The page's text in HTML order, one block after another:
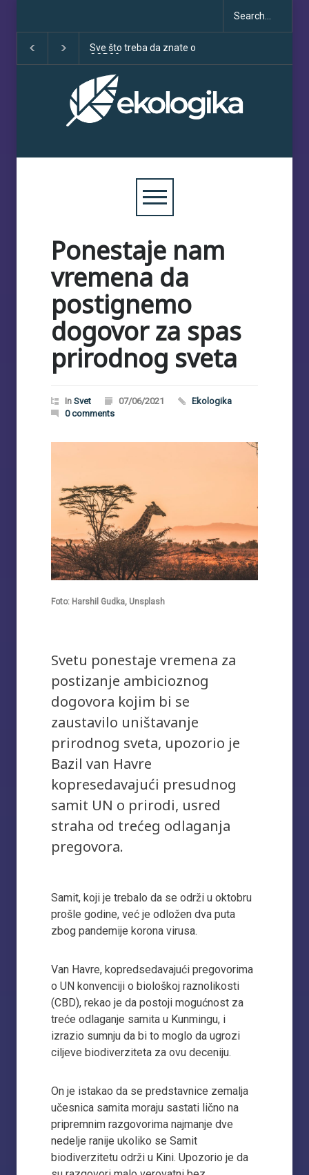
Sve što treba da znate o
COP30
Ponestaje nam
vremena da
postignemo
dogovor za spas
prirodnog sveta
In Svet 07/06/2021
Ekologika
0 comments
Foto: Harshil Gudka, Unsplash
Svetu ponestaje vremena za
postizanje ambicioznog
dogovora kojim bi se
zaustavilo uništavanje
prirodnog sveta, upozorio je
Bazil van Havre
kopresedavajući presudnog
samit UN o prirodi, usred
straha od trećeg odlaganja
pregovora.
Samit, koji je trebalo da se održi u oktobru
prošle godine, već je odložen dva puta
zbog pandemije korona virusa.
Van Havre, kopredsedavajući pregovorima
o UN konvenciji o biološkoj raznolikosti
(CBD), rekao je da postoji mogućnost za
treće odlaganje samita u Kunmingu, i
izrazio sumnju da bi to moglo da ugrozi
ciljeve biodiverziteta za ovu deceniju.
On je istakao da se predstavnice zemalja
učesnica samita moraju sastati lično na
pripremnim razgovorima najmanje dve
nedelje ranije ukoliko se Samit
biodiverzitetu održi u Kini. Upozorio je da